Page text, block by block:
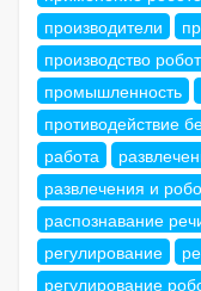
производители
производство
промышленность
противодействие
работа
развлечения и
распознавание
регулирование
регулирование